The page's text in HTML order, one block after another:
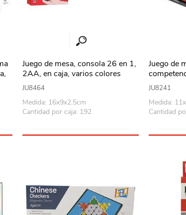
Juego de mesa, consola 26 en 1,
2AA, en caja, varios colores
JU8464
Medida: 16x9x2.5cm
Cantidad por caja: 192
Juego de
JU8241
Medida:
Cantidad